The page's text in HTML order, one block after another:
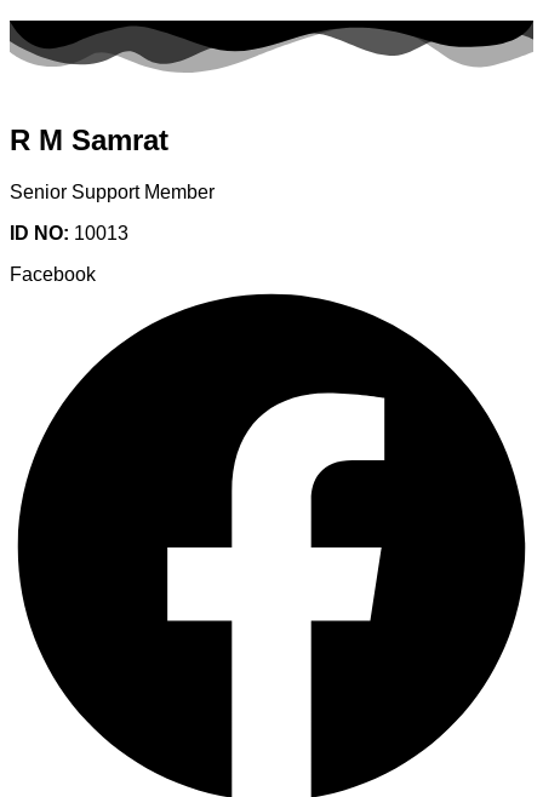
R M Samrat
Senior Support Member
ID NO: 10013
Facebook